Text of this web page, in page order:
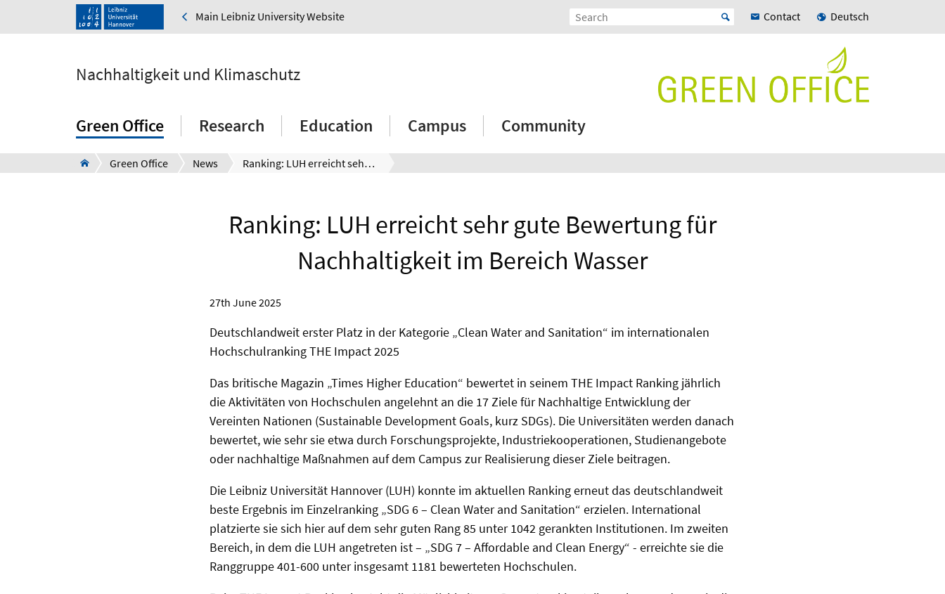
Main Leibniz University Website Contact Deutsch
Nachhaltigkeit und Klimaschutz
Green Office Research Education Campus Community
Green Office News Ranking: LUH erreicht sehr gute Bewertung für Nachhaltigkeit im Bereich Wasser
Ranking: LUH erreicht sehr gute Bewertung für
Nachhaltigkeit im Bereich Wasser
27th June 2025
Deutschlandweit erster Platz in der Kategorie „Clean Water and Sanitation“ im internationalen
Hochschulranking THE Impact 2025
Das britische Magazin „Times Higher Education“ bewertet in seinem THE Impact Ranking jährlich
die Aktivitäten von Hochschulen angelehnt an die 17 Ziele für Nachhaltige Entwicklung der
Vereinten Nationen (Sustainable Development Goals, kurz SDGs). Die Universitäten werden danach
bewertet, wie sehr sie etwa durch Forschungsprojekte, Industriekooperationen, Studienangebote
oder nachhaltige Maßnahmen auf dem Campus zur Realisierung dieser Ziele beitragen.
Die Leibniz Universität Hannover (LUH) konnte im aktuellen Ranking erneut das deutschlandweit
beste Ergebnis im Einzelranking „SDG 6 – Clean Water and Sanitation“ erzielen. International
platzierte sie sich hier auf dem sehr guten Rang 85 unter 1042 gerankten Institutionen. Im zweiten
Bereich, in dem die LUH angetreten ist – „SDG 7 – Affordable and Clean Energy“ - erreichte sie die
Ranggruppe 401-600 unter insgesamt 1181 bewerteten Hochschulen.